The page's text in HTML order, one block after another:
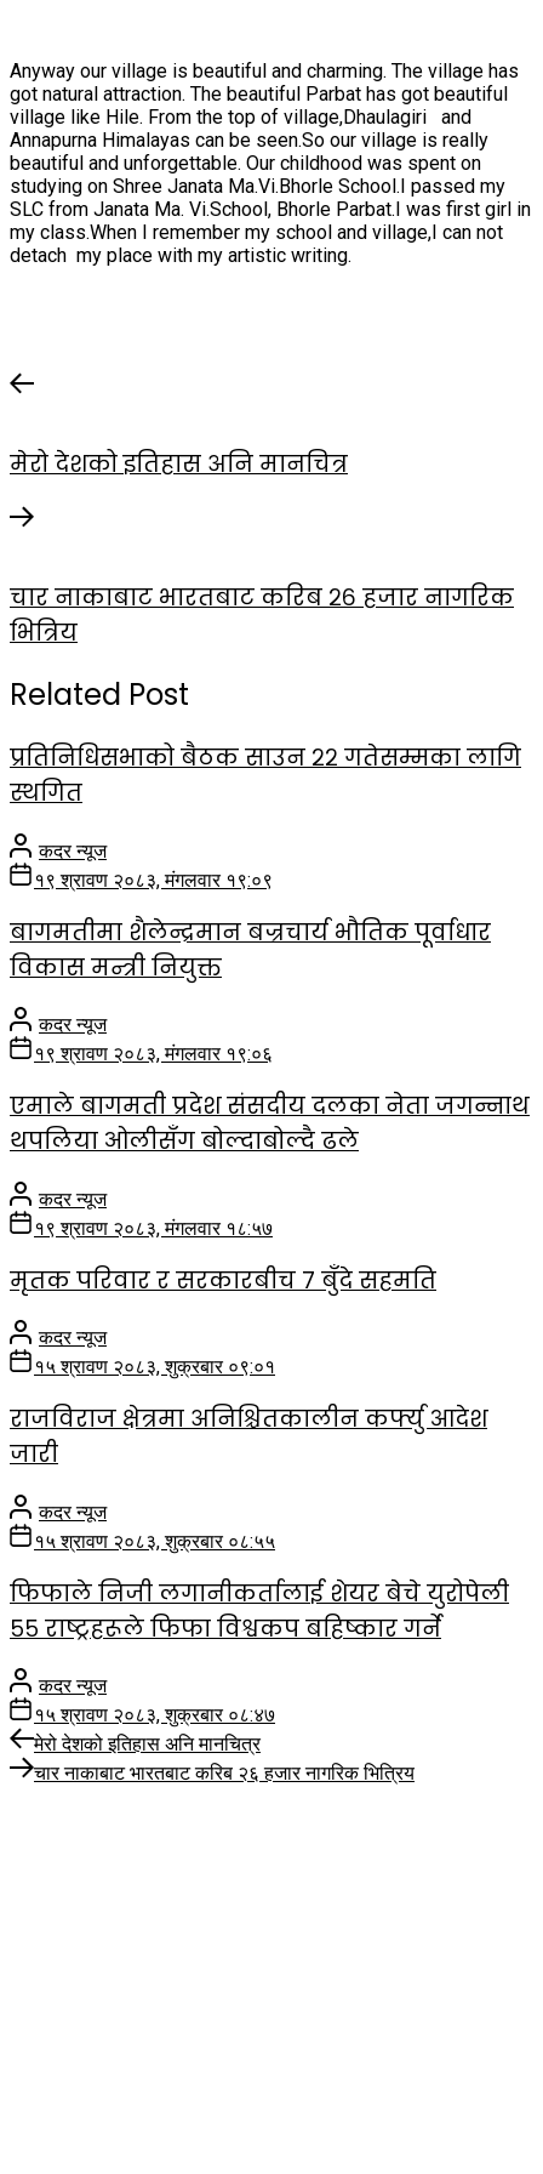
Anyway our village is beautiful and charming. The village has
got natural attraction. The beautiful Parbat has got beautiful
village like Hile. From the top of village,Dhaulagiri and
Annapurna Himalayas can be seen.So our village is really
beautiful and unforgettable. Our childhood was spent on
studying on Shree Janata Ma.Vi.Bhorle School.I passed my
SLC from Janata Ma. Vi.School, Bhorle Parbat.I was first girl in
my class.When I remember my school and village,I can not
detach my place with my artistic writing.
मेरो देशको इतिहास अनि मानचित्र
चार नाकाबाट भारतबाट करिब २६ हजार नागरिक
भित्रिय
Related Post
प्रतिनिधिसभाको बैठक साउन २२ गतेसम्मका लागि
स्थगित
कदर न्यूज
१९ श्रावण २०८३, मंगलवार १९:०९
बागमतीमा शैलेन्द्रमान बज्रचार्य भौतिक पूर्वाधार
विकास मन्त्री नियुक्त
कदर न्यूज
१९ श्रावण २०८३, मंगलवार १९:०६
एमाले बागमती प्रदेश संसदीय दलका नेता जगन्नाथ
थपलिया ओलीसँग बोल्दाबोल्दै ढले
कदर न्यूज
१९ श्रावण २०८३, मंगलवार १८:५७
मृतक परिवार र सरकारबीच ७ बुँदे सहमति
कदर न्यूज
१५ श्रावण २०८३, शुक्रबार ०९:०१
राजविराज क्षेत्रमा अनिश्चितकालीन कर्फ्यु आदेश
जारी
कदर न्यूज
१५ श्रावण २०८३, शुक्रबार ०८:५५
फिफाले निजी लगानीकर्तालाई शेयर बेचे युरोपेली
५५ राष्ट्रहरूले फिफा विश्वकप बहिष्कार गर्ने
कदर न्यूज
१५ श्रावण २०८३, शुक्रबार ०८:४७
Post
navigation
Previous
post:
मेरो देशको इतिहास अनि मानचित्र
Next
post:
चार नाकाबाट भारतबाट करिब २६ हजार नागरिक भित्रिय